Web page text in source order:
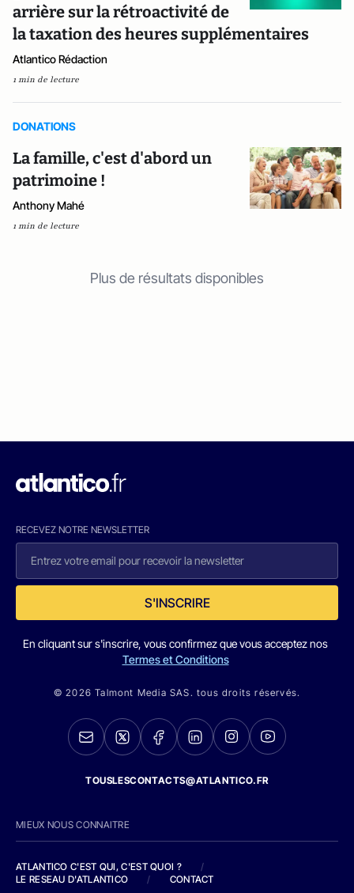
arrière sur la rétroactivité de
la taxation des heures supplémentaires
Atlantico Rédaction
1 min de lecture
DONATIONS
La famille, c'est d'abord un
patrimoine !
Anthony Mahé
1 min de lecture
Plus de résultats disponibles
RECEVEZ NOTRE NEWSLETTER
S'INSCRIRE
En cliquant sur s'inscrire, vous confirmez que vous acceptez nos
Termes et Conditions
© 2026 Talmont Media SAS. tous droits réservés.
TOUSLESCONTACTS@ATLANTICO.FR
MIEUX NOUS CONNAITRE
ATLANTICO C'EST QUI, C'EST QUOI ?
/
LE RESEAU D'ATLANTICO
/ CONTACT